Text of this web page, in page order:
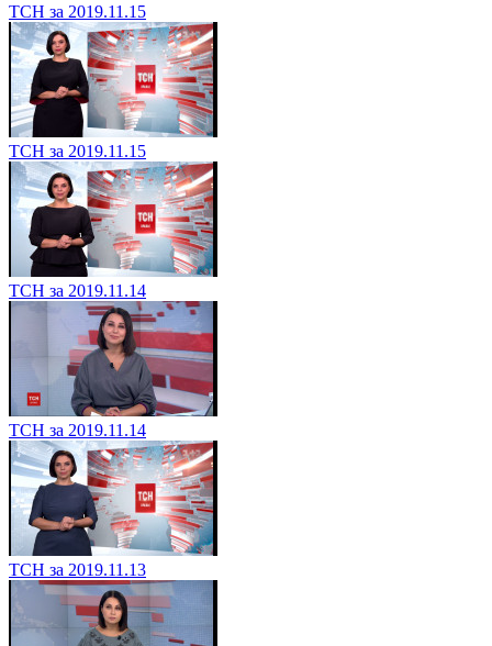
ТСН за 2019.11.15
ТСН за 2019.11.15
ТСН за 2019.11.14
ТСН за 2019.11.14
ТСН за 2019.11.13